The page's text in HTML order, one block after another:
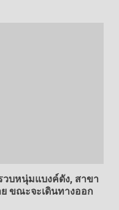
วบหนุ่มแบงค์ดัง, สาขา
ขณะจะเดินทางออก